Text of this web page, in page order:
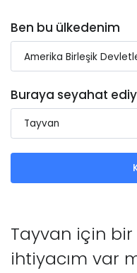
Ben bu ülkedenim
Buraya seyahat
Tayvan için
ihtiyacım var